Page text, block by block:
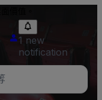
1 new
notification